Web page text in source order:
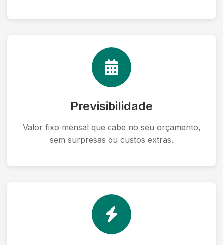
Previsibilidade
Valor fixo mensal que cabe no seu orçamento,
sem surpresas ou custos extras.